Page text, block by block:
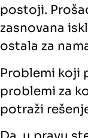
postoji.
zasnovana
ostala za
Problemi koji
problemi za
potraži